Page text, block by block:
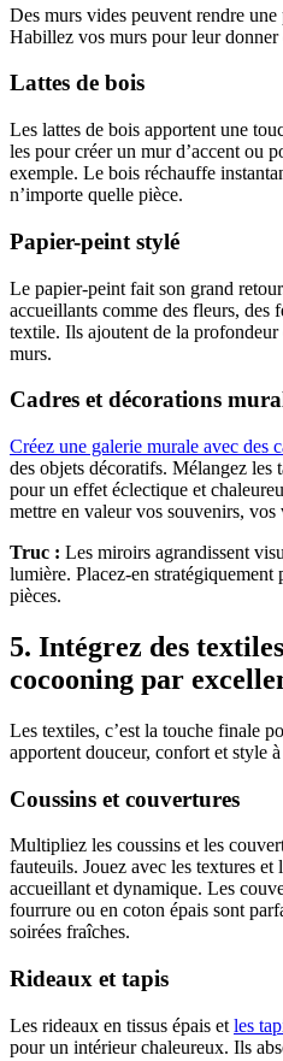
Des murs vides peuvent rendre
Habillez vos murs pour leur donner
Lattes de bois
Les lattes de bois apportent une
les pour créer un mur d’accent ou
exemple. Le bois réchauffe
n’importe quelle pièce.
Papier-peint stylé
Le papier-peint fait son grand
accueillants comme des fleurs, des
textile. Ils ajoutent de la profondeur
murs.
Cadres et décorations
Créez une galerie murale avec des
des objets décoratifs. Mélangez les
pour un effet éclectique et
mettre en valeur vos souvenirs, vos
Truc : Les miroirs agrandissent
lumière. Placez-en
pièces.
5. Intégrez des
cocooning par
Les textiles, c’est la touche finale
apportent douceur, confort et style
Coussins et couvertures
Multipliez les coussins et les
fauteuils. Jouez avec les textures
accueillant et dynamique. Les
fourrure ou en coton épais sont
soirées fraîches.
Rideaux et tapis
Les rideaux en tissus épais et les
pour un intérieur chaleureux. Ils